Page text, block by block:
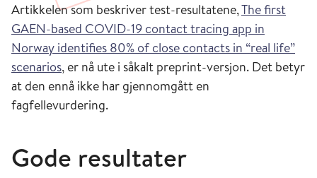
Artikkelen som beskriver test-resultatene,The first
GAEN-based COVID-19 contact tracing app in
Norway identifies 80% of close contacts in “real life”
scenarios, er nå ute i såkalt preprint-versjon. Det betyr
at den ennå ikke har gjennomgått en
fagfellevurdering.
Gode resultater